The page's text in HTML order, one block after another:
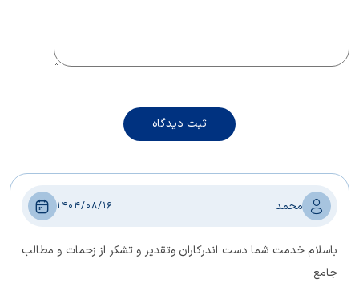
ثبت دیدگاه
محمد 1404/08/16
باسلام خدمت شما دست اندرکاران وتقدیر و تشکر از زحمات و مطالب
جامع